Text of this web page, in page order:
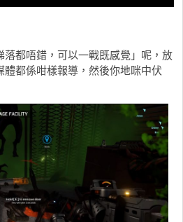
落都唔錯，可以一戰既感覺」呢，放
體都係咁樣報導，然後你地咪中伏